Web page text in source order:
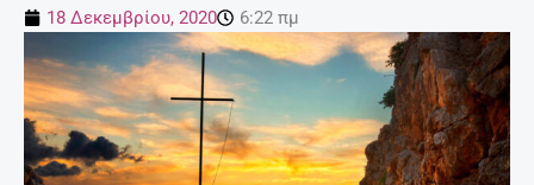
18 Δεκεμβρίου, 2020 6:22 πμ